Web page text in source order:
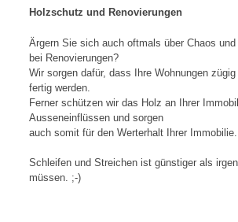
Holzschutz und Renovierungen
Ärgern Sie sich auch oftmals über Chaos
bei Renovierungen?
Wir sorgen dafür, dass Ihre Wohnungen
fertig werden.
Ferner schützen wir das Holz an Ihrer
Ausseneinflüssen und sorgen
auch somit für den Werterhalt Ihrer Immobilie.
Schleifen und Streichen ist günstiger als
müssen. ;-)